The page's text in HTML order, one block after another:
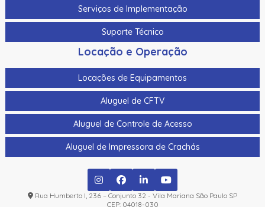
Serviços de Implementação
Suporte Técnico
Locação e Operação
Locações de Equipamentos
Aluguel de CFTV
Aluguel de Controle de Acesso
Aluguel de Impressora de Crachás
Rua Humberto I, 236 – Conjunto 32 - Vila Mariana São Paulo SP
CEP: 04018-030